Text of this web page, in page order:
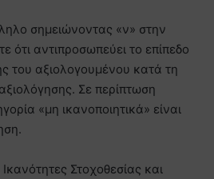
σημειώνοντας «ν» στην
ότι αντιπροσωπεύει το επίπεδο
του αξιολογουμένου κατά τη
Σε περίπτωση
«μη ικανοποιητικά» είναι
Στοχοθεσίας και